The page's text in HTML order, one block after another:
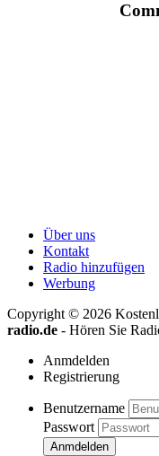
Über uns
Kontakt
Radio hinzufügen
Werbung
Copyright © 2026
radio.de - Hören Sie
Anmdelden
Registrierung
Benutzername
Passwort
Anmdelden